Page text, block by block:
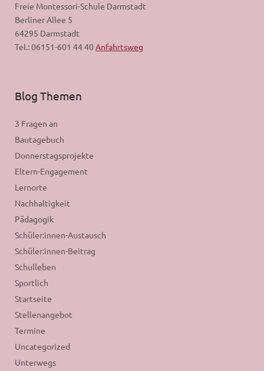
Freie Montessori-Schule Darmstadt
Berliner Allee 5
64295 Darmstadt
Tel.: 06151-601 44 40Anfahrtsweg
Blog Themen
3 Fragen an
Bautagebuch
Donnerstagsprojekte
Eltern-Engagement
Lernorte
Nachhaltigkeit
Pädagogik
Schüler:innen-Austausch
Schüler:innen-Beitrag
Schulleben
Sportlich
Startseite
Stellenangebot
Termine
Uncategorized
Unterwegs